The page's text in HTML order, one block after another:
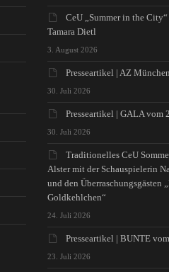
CeU „Summer in the
Tamara Dietl
3. August 2026
Presseartikel | AZ
30. Juli 2026
Presseartikel | GALA vom
30. Juli 2026
Traditionelles CeU
Alster mit der Schauspielerin
und den Überraschungsgästen
Goldkehlchen“
24. Juli 2026
Presseartikel | BUNTE
23. Juli 2026